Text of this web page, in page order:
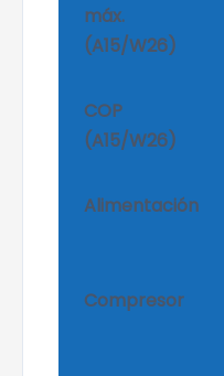
máx.
(A15/W26)
COP
(A15/W26)
Alimentación
Compresor